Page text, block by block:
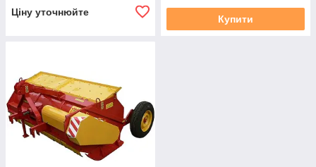
Ціну уточнюйте
Купити